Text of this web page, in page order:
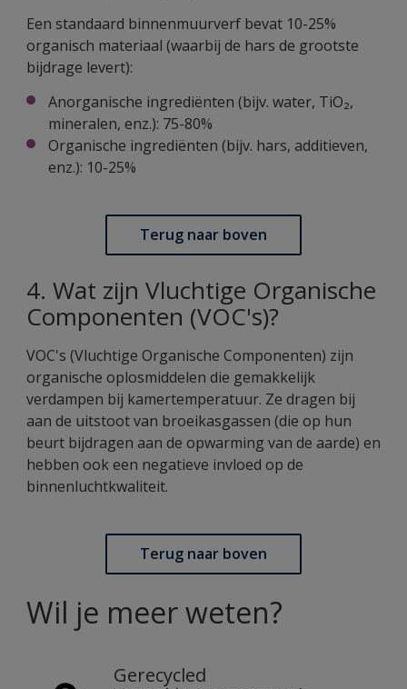
Een standaard binnenmuurverf bevat 10-25%
organisch materiaal (waarbij de hars de grootste
bijdrage levert):
Anorganische ingrediënten (bijv. water, TiO₂,
mineralen, enz.): 75-80%
Organische ingrediënten (bijv. hars, additieven,
enz.): 10-25%
Terug naar boven
4. Wat zijn Vluchtige Organische
Componenten (VOC's)?
VOC's (Vluchtige Organische Componenten) zijn
organische oplosmiddelen die gemakkelijk
verdampen bij kamertemperatuur. Ze dragen bij
aan de uitstoot van broeikasgassen (die op hun
beurt bijdragen aan de opwarming van de aarde) en
hebben ook een negatieve invloed op de
binnenluchtkwaliteit.
Terug naar boven
Wil je meer weten?
Gerecycled